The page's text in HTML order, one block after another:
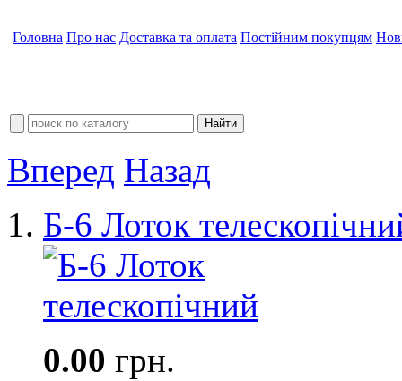
Головна Про нас Доставка та оплата Постійним покупцям
Вперед Назад
Б-6 Лоток
0.00 грн.